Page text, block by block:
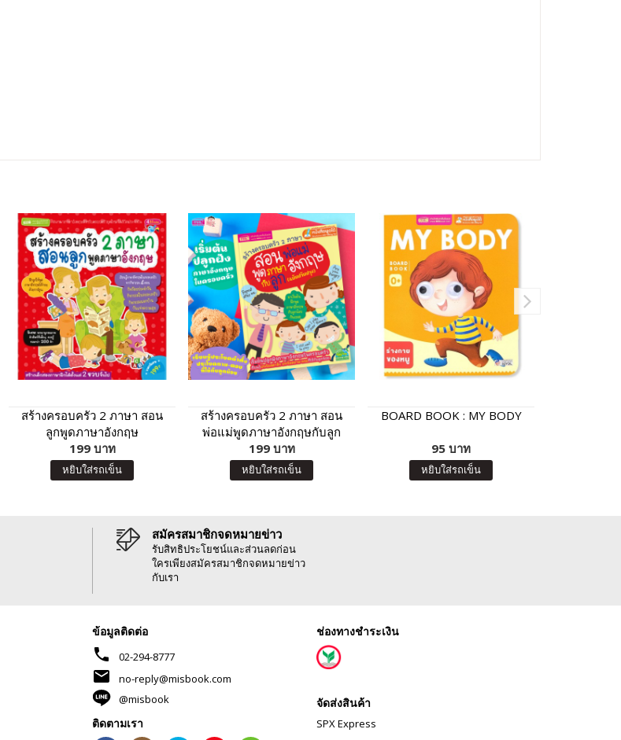
สร้างครอบครัว 2 ภาษา สอน
ลูกพูดภาษาอังกฤษ
199 บาท
หยิบใส่รถเข็น
สร้างครอบครัว 2 ภาษา สอน
พ่อแม่พูดภาษาอังกฤษกับลูก
ฉบับปรับปรุง
199 บาท
หยิบใส่รถเข็น
BOARD BOOK : MY BODY
95 บาท
หยิบใส่รถเข็น
สมัครสมาชิกจดหมายข่าว
รับสิทธิประโยชน์และส่วนลดก่อน
ใครเพียงสมัครสมาชิกจดหมายข่าว
กับเรา
ข้อมูลติดต่อ
phone 02-294-8777
mail
no-reply@misbook.com
@misbook
ติดตามเรา
ช่องทางชำระเงิน
จัดส่งสินค้า
SPX Express